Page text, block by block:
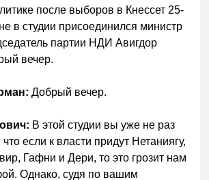
после выборов в Кнессет 25-
в студии присоединился министр
партии НДИ Авигдор
вечер.
Добрый вечер.
В этой студии вы уже не раз
если к власти придут Нетаниягу,
Гафни и Дери, то это грозит нам
Однако, судя по вашим